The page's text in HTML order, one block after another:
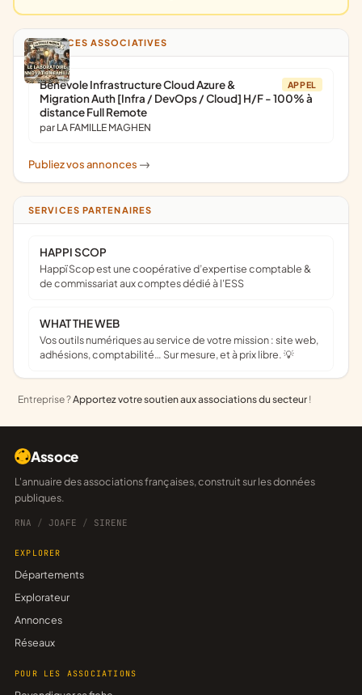
ANNONCES ASSOCIATIVES
APPEL
Bénévole Infrastructure Cloud Azure &
Migration Auth [Infra / DevOps / Cloud] H/F - 100% à
distance Full Remote
par LA FAMILLE MAGHEN
Publiez vos annonces ->
SERVICES PARTENAIRES
HAPPI SCOP
Happï Scop est une coopérative d’expertise comptable &
de commissariat aux comptes dédié à l'ESS
WHAT THE WEB
Vos outils numériques au service de votre mission : site web,
adhésions, comptabilité… Sur mesure, et à prix libre. 💡
Entreprise ?Apportez votre soutien aux associations du secteur !
Assoce
L'annuaire des associations françaises, construit sur les données
publiques.
RNA / JOAFE / SIRENE
EXPLORER
Départements
Explorateur
Annonces
Réseaux
POUR LES ASSOCIATIONS